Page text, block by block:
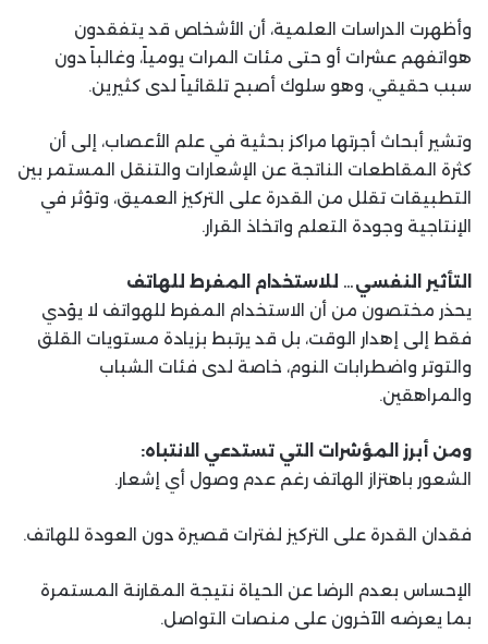
وأظهرت الدراسات العلمية، أن الأشخاص قد يتفقدون
هواتفهم عشرات أو حتى مئات المرات يومياً، وغالباً دون
سبب حقيقي، وهو سلوك أصبح تلقائياً لدى كثيرين.
وتشير أبحاث أجرتها مراكز بحثية في علم الأعصاب، إلى أن
كثرة المقاطعات الناتجة عن الإشعارات والتنقل المستمر بين
التطبيقات تقلل من القدرة على التركيز العميق، وتؤثر في
الإنتاجية وجودة التعلم واتخاذ القرار.
التأثير النفسي… للاستخدام المفرط للهاتف
يحذر مختصون من أن الاستخدام المفرط للهواتف لا يؤدي
فقط إلى إهدار الوقت، بل قد يرتبط بزيادة مستويات القلق
والتوتر واضطرابات النوم، خاصة لدى فئات الشباب
والمراهقين.
ومن أبرز المؤشرات التي تستدعي الانتباه:
الشعور باهتزاز الهاتف رغم عدم وصول أي إشعار.
فقدان القدرة على التركيز لفترات قصيرة دون العودة للهاتف.
الإحساس بعدم الرضا عن الحياة نتيجة المقارنة المستمرة
بما يعرضه الآخرون على منصات التواصل.